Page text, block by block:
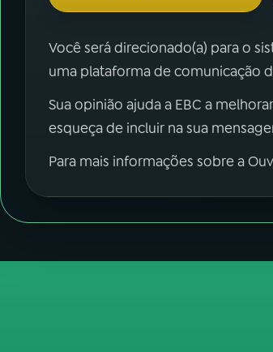
Você será direcionado(a) para o
uma plataforma de comunicação
Sua opinião ajuda a EBC a
esqueça de incluir na sua
Para mais informações sobre a